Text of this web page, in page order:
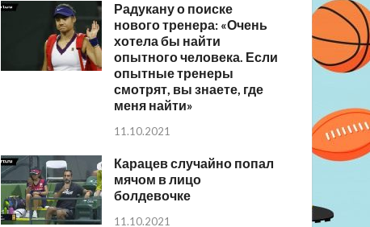
Радукану о поиске
нового тренера: «Очень
хотела бы найти
опытного человека. Если
опытные тренеры
смотрят, вы знаете, где
меня найти»
11.10.2021
Карацев случайно попал
мячом в лицо
болдевочке
11.10.2021